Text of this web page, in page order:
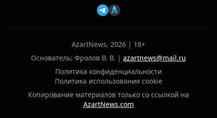
AzartNews, 2026 | 18+
Основатель: Фролов В. В. | azartnews@mail.ru
Политика конфиденциальности
Политика использования cookie
Копирование материалов только со ссылкой на
AzartNews.com